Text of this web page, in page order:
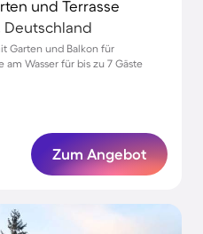
und Terrasse
Deutschland
Garten und Balkon für
Wasser für bis zu 7 Gäste
Zum Angebot